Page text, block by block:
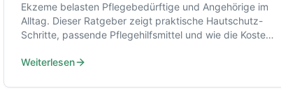
Ekzeme belasten Pflegebedürftige und Angehörige im
Alltag. Dieser Ratgeber zeigt praktische Hautschutz-
Schritte, passende Pflegehilfsmittel und wie die Kosten
Weiterlesen